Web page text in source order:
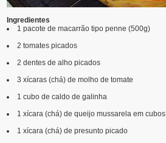
Ingredientes
1 pacote de macarrão tipo penne (500g)
2 tomates picados
2 dentes de alho picados
3 xícaras (chá) de molho de tomate
1 cubo de caldo de galinha
1 xícara (chá) de queijo mussarela em cubos
1 xícara (chá) de presunto picado